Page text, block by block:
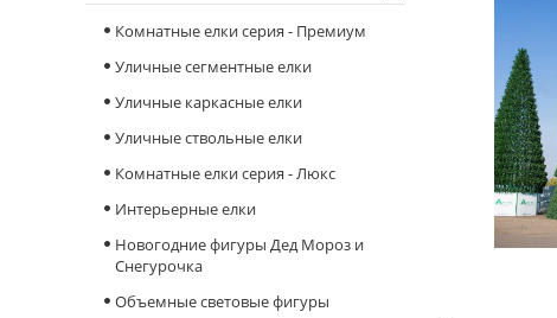
Комнатные елки серия - Премиум
Уличные сегментные елки
Уличные каркасные елки
Уличные ствольные елки
Комнатные елки серия - Люкс
Интерьерные елки
Новогодние фигуры Дед Мороз и
Снегурочка
Объемные световые фигуры